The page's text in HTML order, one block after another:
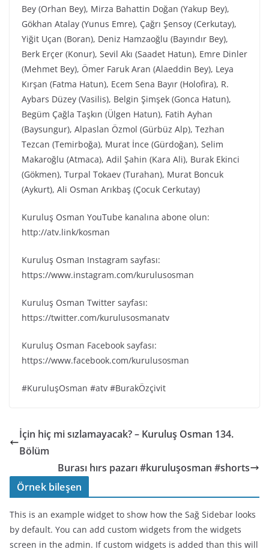
Bey (Orhan Bey), Mirza Bahattin Doğan (Yakup Bey),
Gökhan Atalay (Yunus Emre), Çağrı Şensoy (Cerkutay),
Yiğit Uçan (Boran), Deniz Hamzaoğlu (Bayındır Bey),
Berk Erçer (Konur), Sevil Akı (Saadet Hatun), Emre Dinler
(Mehmet Bey), Ömer Faruk Aran (Alaeddin Bey), Leya
Kırşan (Fatma Hatun), Ecem Sena Bayır (Holofira), R.
Aybars Düzey (Vasilis), Belgin Şimşek (Gonca Hatun),
Begüm Çağla Taşkın (Ülgen Hatun), Fatih Ayhan
(Baysungur), Alpaslan Özmol (Gürbüz Alp), Tezhan
Tezcan (Temirboğa), Murat İnce (Gürdoğan), Selim
Makaroğlu (Atmaca), Adil Şahin (Kara Ali), Burak Ekinci
(Gökmen), Turpal Tokaev (Turahan), Murat Boncuk
(Aykurt), Ali Osman Arıkbaş (Çocuk Cerkutay)
Kuruluş Osman YouTube kanalına abone olun:
http://atv.link/kosman
Kuruluş Osman Instagram sayfası:
https://www.instagram.com/kurulusosman
Kuruluş Osman Twitter sayfası:
https://twitter.com/kurulusosmanatv
Kuruluş Osman Facebook sayfası:
https://www.facebook.com/kurulusosman
#KuruluşOsman #atv #BurakÖzçivit
İçin hiç mi sızlamayacak? – Kuruluş Osman 134.
Bölüm
Burası hırs pazarı #kuruluşosman #shorts
Örnek bileşen
This is an example widget to show how the Sağ Sidebar looks
by default. You can add custom widgets from the widgets
screen in the admin. If custom widgets is added than this will